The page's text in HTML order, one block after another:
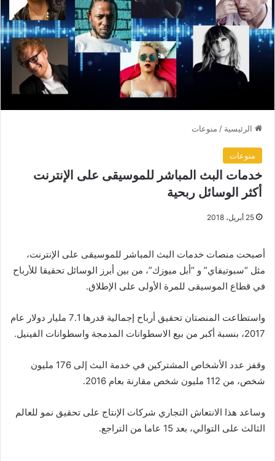
الرئيسية / منوعات
منوعات
خدمات البث المباشر للموسيقى على الإنترنت
أكثر الوسائل ربحية
25 أبريل، 2018
أصبحت منصات خدمات البث المباشر للموسيقى على الإنترنت،
مثل “سبوتيفاي” و “أبل ميوزك”، من بين أبرز الوسائل تحقيقا للأرباح
في قطاع الموسيقى للمرة الأولى على الإطلاق.
واستطاعت المنصتان تحقيق أرباح إجمالية قدرها 7.1 مليار دولار عام
2017، بنسبة أكبر من بيع الاسطوانات المدمجة واسطوانات الفينيل.
وقفز عدد الأشخاص المشتركين في خدمة البث إلى 176 مليون
شخص، من 112 مليون شخص مقارنة بعام 2016.
وساعد هذا الانتعاش التجاري شركات الإنتاج على تحقيق نمو للعالم
الثالث على التوالي، بعد 15 عاما من التراجع.